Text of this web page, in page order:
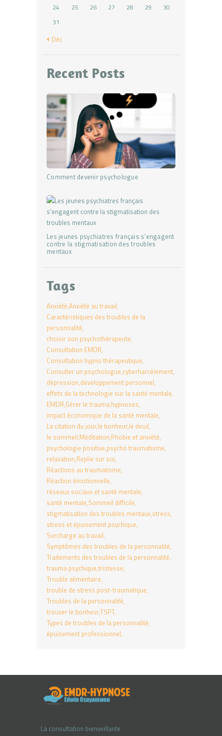
24
25 26 27 28 29
30
31
« Déc
Recent Posts
Comment devenir psychologue
Les jeunes psychiatres français s’engagent
contre la stigmatisation des troubles
mentaux
Tags
Anxiété Anxiété au travail
Caractéristiques des troubles de la
personnalité
choisir son psychothérapeute
Consultation EMDR
Consultation hypno thérapeutique
Consulter un psychologue cyberharcèlement
dépression développement personnel
effets de la technologie sur la santé mentale
EMDR Gérer le trauma hypnoses
impact économique de la santé mentale
La citation du jour le bonheur le deuil
le sommeil Méditation Phobie et anxiété
psychologie positive psycho traumatisme
relaxation Replie sur soi
Réactions au traumatisme
Réaction émotionnelle
réseaux sociaux et santé mentale
santé mentale Sommeil difficile
stigmatisation des troubles mentaux stress
stress et épuisement psychique
Surcharge au travail
Symptômes des troubles de la personnalité
Traitements des troubles de la personnalité
trauma psychique tristesse
Trouble alimentaire
trouble de stress post-traumatique
Troubles de la personnalité
trouver le bonheurTSPT
Types de troubles de la personnalité
épuisement professionnel
La consultation bienveillante